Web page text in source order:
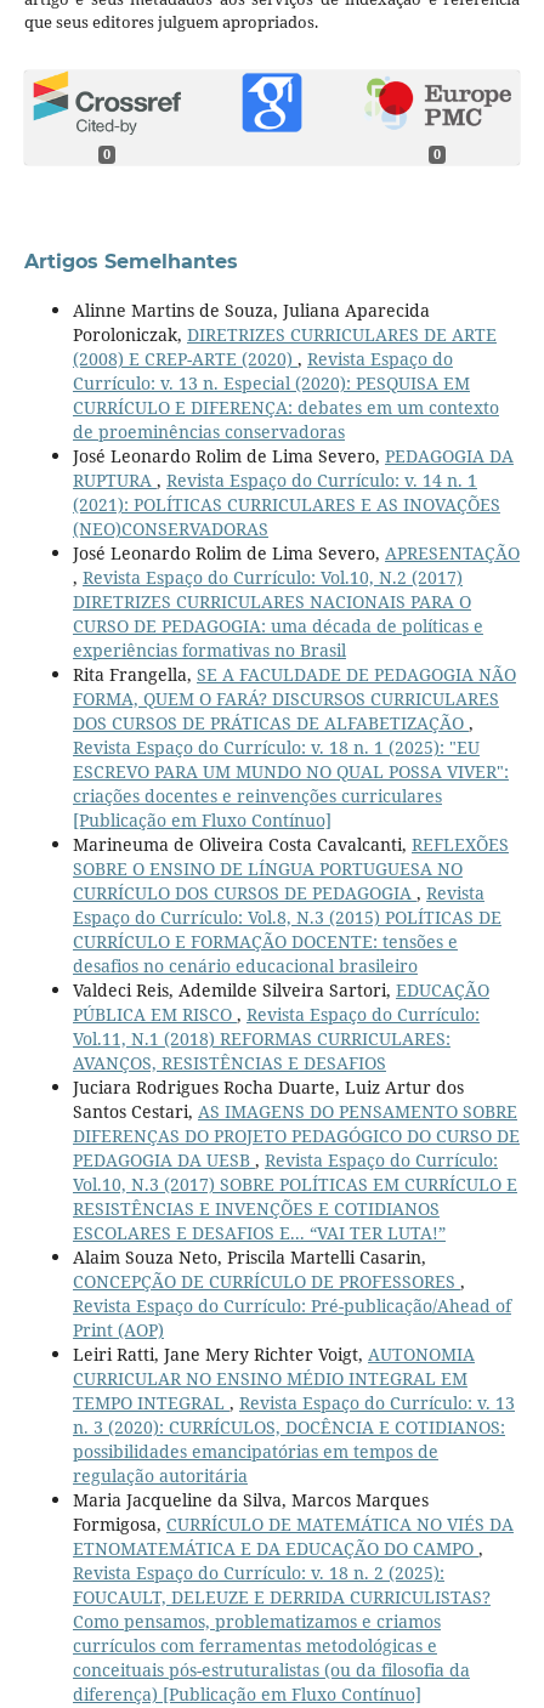
que seus editores julguem apropriados.
0 0
Artigos Semelhantes
Alinne Martins de Souza, Juliana Aparecida
Poroloniczak, DIRETRIZES CURRICULARES DE ARTE
(2008) E CREP-ARTE (2020) , Revista Espaço do
Currículo: v. 13 n. Especial (2020): PESQUISA EM
CURRÍCULO E DIFERENÇA: debates em um contexto
de proeminências conservadoras
José Leonardo Rolim de Lima Severo, PEDAGOGIA DA
RUPTURA , Revista Espaço do Currículo: v. 14 n. 1
(2021): POLÍTICAS CURRICULARES E AS INOVAÇÕES
(NEO)CONSERVADORAS
José Leonardo Rolim de Lima Severo, APRESENTAÇÃO
, Revista Espaço do Currículo: Vol.10, N.2 (2017)
DIRETRIZES CURRICULARES NACIONAIS PARA O
CURSO DE PEDAGOGIA: uma década de políticas e
experiências formativas no Brasil
Rita Frangella, SE A FACULDADE DE PEDAGOGIA NÃO
FORMA, QUEM O FARÁ? DISCURSOS CURRICULARES
DOS CURSOS DE PRÁTICAS DE ALFABETIZAÇÃO ,
Revista Espaço do Currículo: v. 18 n. 1 (2025): "EU
ESCREVO PARA UM MUNDO NO QUAL POSSA VIVER":
criações docentes e reinvenções curriculares
[Publicação em Fluxo Contínuo]
Marineuma de Oliveira Costa Cavalcanti, REFLEXÕES
SOBRE O ENSINO DE LÍNGUA PORTUGUESA NO
CURRÍCULO DOS CURSOS DE PEDAGOGIA , Revista
Espaço do Currículo: Vol.8, N.3 (2015) POLÍTICAS DE
CURRÍCULO E FORMAÇÃO DOCENTE: tensões e
desafios no cenário educacional brasileiro
Valdeci Reis, Ademilde Silveira Sartori, EDUCAÇÃO
PÚBLICA EM RISCO , Revista Espaço do Currículo:
Vol.11, N.1 (2018) REFORMAS CURRICULARES:
AVANÇOS, RESISTÊNCIAS E DESAFIOS
Juciara Rodrigues Rocha Duarte, Luiz Artur dos
Santos Cestari, AS IMAGENS DO PENSAMENTO SOBRE
DIFERENÇAS DO PROJETO PEDAGÓGICO DO CURSO DE
PEDAGOGIA DA UESB , Revista Espaço do Currículo:
Vol.10, N.3 (2017) SOBRE POLÍTICAS EM CURRÍCULO E
RESISTÊNCIAS E INVENÇÕES E COTIDIANOS
ESCOLARES E DESAFIOS E... “VAI TER LUTA!”
Alaim Souza Neto, Priscila Martelli Casarin,
CONCEPÇÃO DE CURRÍCULO DE PROFESSORES ,
Revista Espaço do Currículo: Pré-publicação/Ahead of
Print (AOP)
Leiri Ratti, Jane Mery Richter Voigt, AUTONOMIA
CURRICULAR NO ENSINO MÉDIO INTEGRAL EM
TEMPO INTEGRAL , Revista Espaço do Currículo: v. 13
n. 3 (2020): CURRÍCULOS, DOCÊNCIA E COTIDIANOS:
possibilidades emancipatórias em tempos de
regulação autoritária
Maria Jacqueline da Silva, Marcos Marques
Formigosa, CURRÍCULO DE MATEMÁTICA NO VIÉS DA
ETNOMATEMÁTICA E DA EDUCAÇÃO DO CAMPO ,
Revista Espaço do Currículo: v. 18 n. 2 (2025):
FOUCAULT, DELEUZE E DERRIDA CURRICULISTAS?
Como pensamos, problematizamos e criamos
currículos com ferramentas metodológicas e
conceituais pós-estruturalistas (ou da filosofia da
diferença) [Publicação em Fluxo Contínuo]